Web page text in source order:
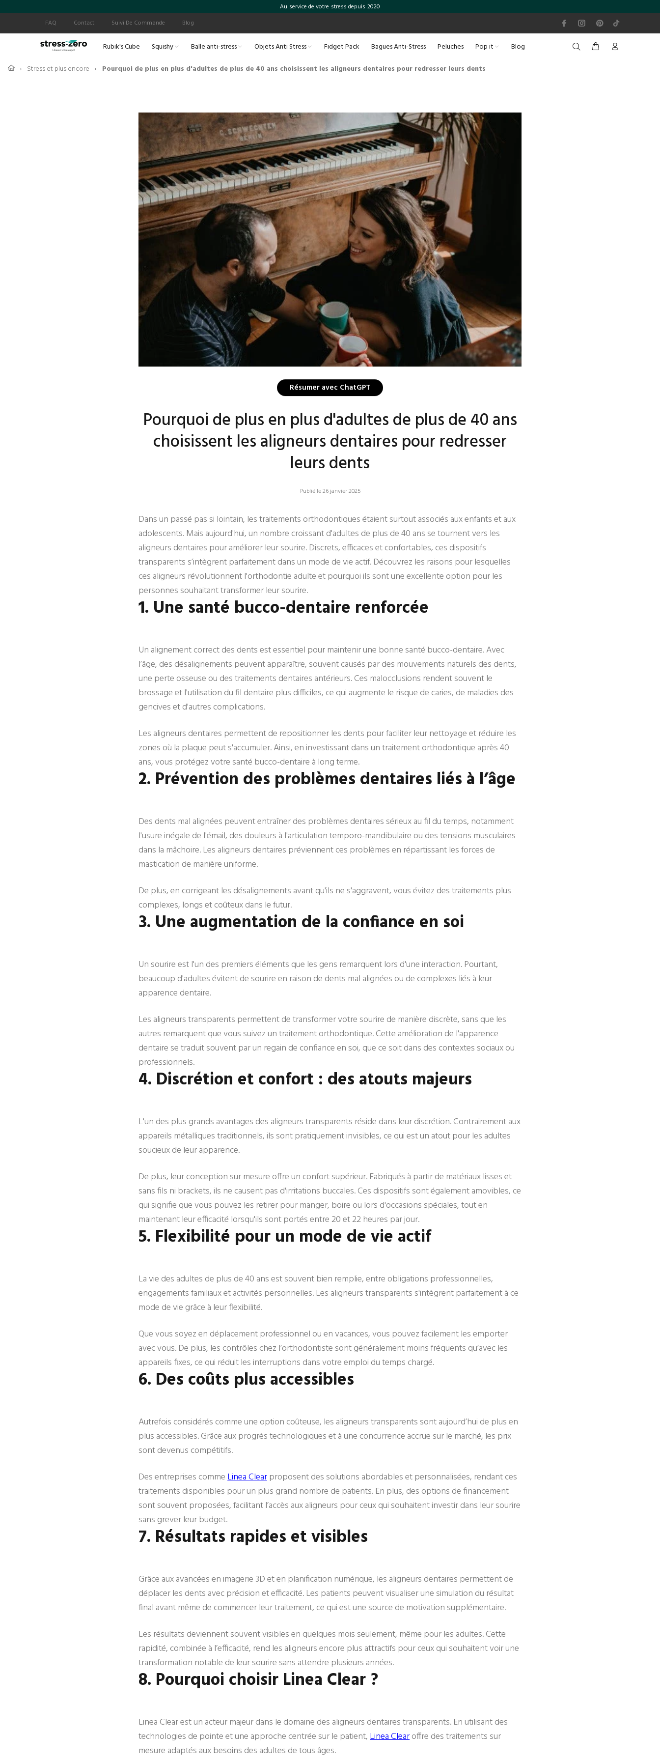
Au service de votre stress depuis 2020
FAQ
Contact Suivi De Commande Blog
Rubik's Cube Squishy Balle anti-stress Objets Anti Stress Fidget Pack Bagues Anti-Stress Peluches Pop it Blog
› Stress et plus encore › Pourquoi de plus en plus d'adultes de plus de 40 ans choisissent les aligneurs dentaires pour redresser leurs dents
Résumer avec ChatGPT
Pourquoi de plus en plus d'adultes de plus de 40 ans
choisissent les aligneurs dentaires pour redresser
leurs dents
Publié le 26 janvier 2025
Dans un passé pas si lointain, les traitements orthodontiques étaient surtout associés aux enfants et aux
adolescents. Mais aujourd'hui, un nombre croissant d'adultes de plus de 40 ans se tournent vers les
aligneurs dentaires pour améliorer leur sourire. Discrets, efficaces et confortables, ces dispositifs
transparents s’intègrent parfaitement dans un mode de vie actif. Découvrez les raisons pour lesquelles
ces aligneurs révolutionnent l'orthodontie adulte et pourquoi ils sont une excellente option pour les
personnes souhaitant transformer leur sourire.
1. Une santé bucco-dentaire renforcée
Un alignement correct des dents est essentiel pour maintenir une bonne santé bucco-dentaire. Avec
l’âge, des désalignements peuvent apparaître, souvent causés par des mouvements naturels des dents,
une perte osseuse ou des traitements dentaires antérieurs. Ces malocclusions rendent souvent le
brossage et l'utilisation du fil dentaire plus difficiles, ce qui augmente le risque de caries, de maladies des
gencives et d'autres complications.
Les aligneurs dentaires permettent de repositionner les dents pour faciliter leur nettoyage et réduire les
zones où la plaque peut s'accumuler. Ainsi, en investissant dans un traitement orthodontique après 40
ans, vous protégez votre santé bucco-dentaire à long terme.
2. Prévention des problèmes dentaires liés à l’âge
Des dents mal alignées peuvent entraîner des problèmes dentaires sérieux au fil du temps, notamment
l'usure inégale de l'émail, des douleurs à l'articulation temporo-mandibulaire ou des tensions musculaires
dans la mâchoire. Les aligneurs dentaires préviennent ces problèmes en répartissant les forces de
mastication de manière uniforme.
De plus, en corrigeant les désalignements avant qu'ils ne s'aggravent, vous évitez des traitements plus
complexes, longs et coûteux dans le futur.
3. Une augmentation de la confiance en soi
Un sourire est l'un des premiers éléments que les gens remarquent lors d'une interaction. Pourtant,
beaucoup d'adultes évitent de sourire en raison de dents mal alignées ou de complexes liés à leur
apparence dentaire.
Les aligneurs transparents permettent de transformer votre sourire de manière discrète, sans que les
autres remarquent que vous suivez un traitement orthodontique. Cette amélioration de l'apparence
dentaire se traduit souvent par un regain de confiance en soi, que ce soit dans des contextes sociaux ou
professionnels.
4. Discrétion et confort : des atouts majeurs
L'un des plus grands avantages des aligneurs transparents réside dans leur discrétion. Contrairement aux
appareils métalliques traditionnels, ils sont pratiquement invisibles, ce qui est un atout pour les adultes
soucieux de leur apparence.
De plus, leur conception sur mesure offre un confort supérieur. Fabriqués à partir de matériaux lisses et
sans fils ni brackets, ils ne causent pas d'irritations buccales. Ces dispositifs sont également amovibles, ce
qui signifie que vous pouvez les retirer pour manger, boire ou lors d'occasions spéciales, tout en
maintenant leur efficacité lorsqu'ils sont portés entre 20 et 22 heures par jour.
5. Flexibilité pour un mode de vie actif
La vie des adultes de plus de 40 ans est souvent bien remplie, entre obligations professionnelles,
engagements familiaux et activités personnelles. Les aligneurs transparents s'intègrent parfaitement à ce
mode de vie grâce à leur flexibilité.
Que vous soyez en déplacement professionnel ou en vacances, vous pouvez facilement les emporter
avec vous. De plus, les contrôles chez l’orthodontiste sont généralement moins fréquents qu’avec les
appareils fixes, ce qui réduit les interruptions dans votre emploi du temps chargé.
6. Des coûts plus accessibles
Autrefois considérés comme une option coûteuse, les aligneurs transparents sont aujourd’hui de plus en
plus accessibles. Grâce aux progrès technologiques et à une concurrence accrue sur le marché, les prix
sont devenus compétitifs.
Des entreprises commeLinea Clearproposent des solutions abordables et personnalisées, rendant ces
traitements disponibles pour un plus grand nombre de patients. En plus, des options de financement
sont souvent proposées, facilitant l’accès aux aligneurs pour ceux qui souhaitent investir dans leur sourire
sans grever leur budget.
7. Résultats rapides et visibles
Grâce aux avancées en imagerie 3D et en planification numérique, les aligneurs dentaires permettent de
déplacer les dents avec précision et efficacité. Les patients peuvent visualiser une simulation du résultat
final avant même de commencer leur traitement, ce qui est une source de motivation supplémentaire.
Les résultats deviennent souvent visibles en quelques mois seulement, même pour les adultes. Cette
rapidité, combinée à l’efficacité, rend les aligneurs encore plus attractifs pour ceux qui souhaitent voir une
transformation notable de leur sourire sans attendre plusieurs années.
8. Pourquoi choisir Linea Clear ?
Linea Clear est un acteur majeur dans le domaine des aligneurs dentaires transparents. En utilisant des
technologies de pointe et une approche centrée sur le patient,Linea Clearoffre des traitements sur
mesure adaptés aux besoins des adultes de tous âges.